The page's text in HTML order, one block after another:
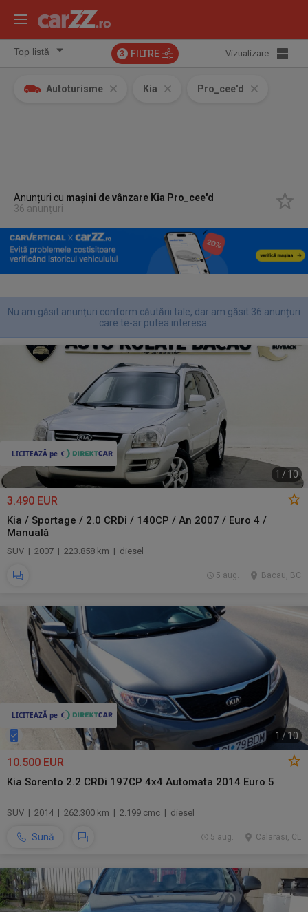
3 FILTRE Vizualizare:
Autoturisme Kia Pro_cee'd
Anunțuri cu mașini de vânzare Kia Pro_cee'd
36 anunțuri
Nu am găsit anunțuri conform căutării tale, dar am găsit 36 anunțuri
care te-ar putea interesa.
1 / 10
3.490 EUR
Kia / Sportage / 2.0 CRDi / 140CP / An 2007 / Euro 4 /
Manuală
SUV | 2007 | 223.858 km | diesel
Bacau, BC
5 aug.
1 /10
10.500 EUR
Kia Sorento 2.2 CRDi 197CP 4x4 Automata 2014 Euro 5
SUV | 2014 | 262.300 km | 2.199 cmc | diesel
Sună Calarasi, CL
5 aug.